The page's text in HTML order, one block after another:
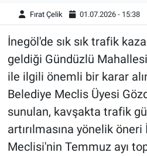
Fırat Çelik 01.07.2026 - 15:38
İnegöl'de sık sık trafik
geldiği Gündüzlü
ile ilgili önemli bir karar
Belediye Meclis Üyesi
sunulan, kavşakta trafik
artırılmasına yönelik
Meclisi'nin Temmuz ayı